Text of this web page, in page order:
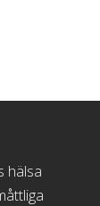
hälsa